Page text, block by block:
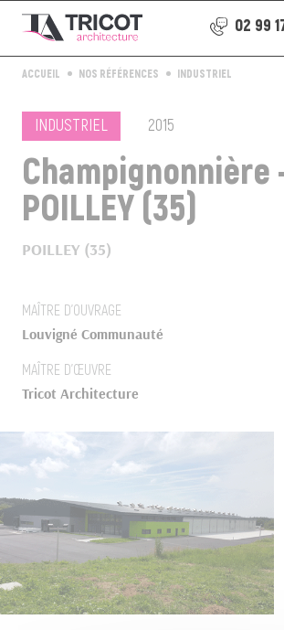
02 99
ACCUEIL NOS RÉFÉRENCES INDUSTRIEL
INDUSTRIEL 2015
Champignonnière
POILLEY (35)
POILLEY (35)
MAÎTRE D’OUVRAGE
Louvigné Communauté
MAÎTRE D’ŒUVRE
Tricot Architecture